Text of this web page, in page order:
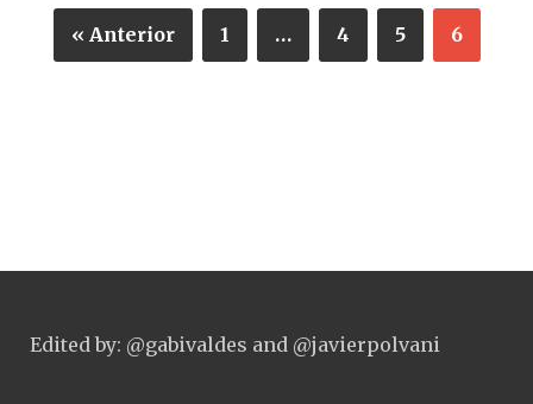
« Anterior 1 … 4 5 6
Edited by: @gabivaldes and @javierpolvani